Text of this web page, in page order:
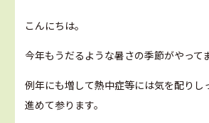
こんにちは。
今年もうだるような暑さの季節がやって
例年にも増して熱中症等には気を配りし
進めて参ります。